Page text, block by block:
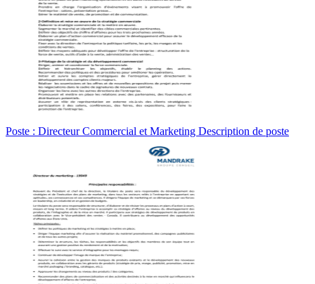
Poste : Directeur Commercial et Marketing Description de poste